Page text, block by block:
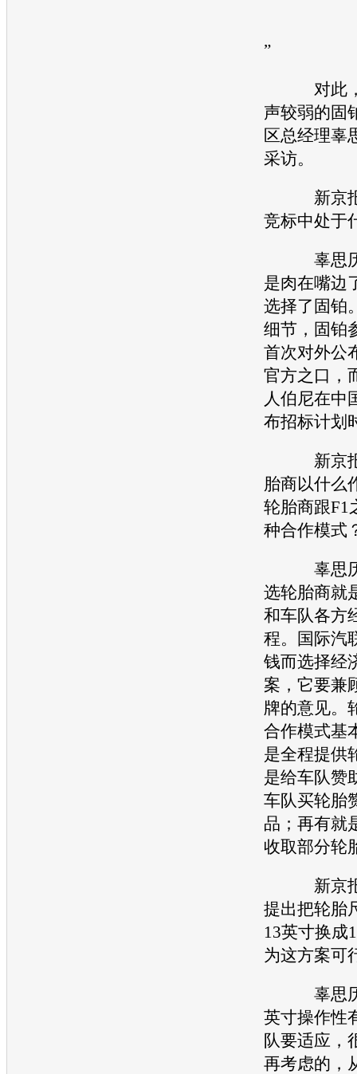
”
对此，
声较弱的固
区总经理辜
采访。
新京报
竞标中处于
辜思历
是肉在嘴边
选择了固铂
细节，固铂
首次对外公
官方之口，
人伯尼在中
布招标计划
新京报
胎商以什么
轮胎商跟F1
种合作模式
辜思历
选轮胎商就
和车队各方
程。国际汽
钱而选择经
案，它要兼
牌的意见。
合作模式基
是全程提供
是给车队赞
车队买轮胎
品；再有就
收取部分轮
新京报
提出把轮胎
13英寸换成
为这方案可
辜思历
英寸操作性
队要适应，
再考虑的，